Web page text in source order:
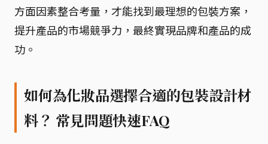
方面因素整合考量，才能找到最理想的包裝方案，
提升產品的市場競爭力，最終實現品牌和產品的成
功。
如何為化妝品選擇合適的包裝設計材
料？ 常見問題快速FAQ